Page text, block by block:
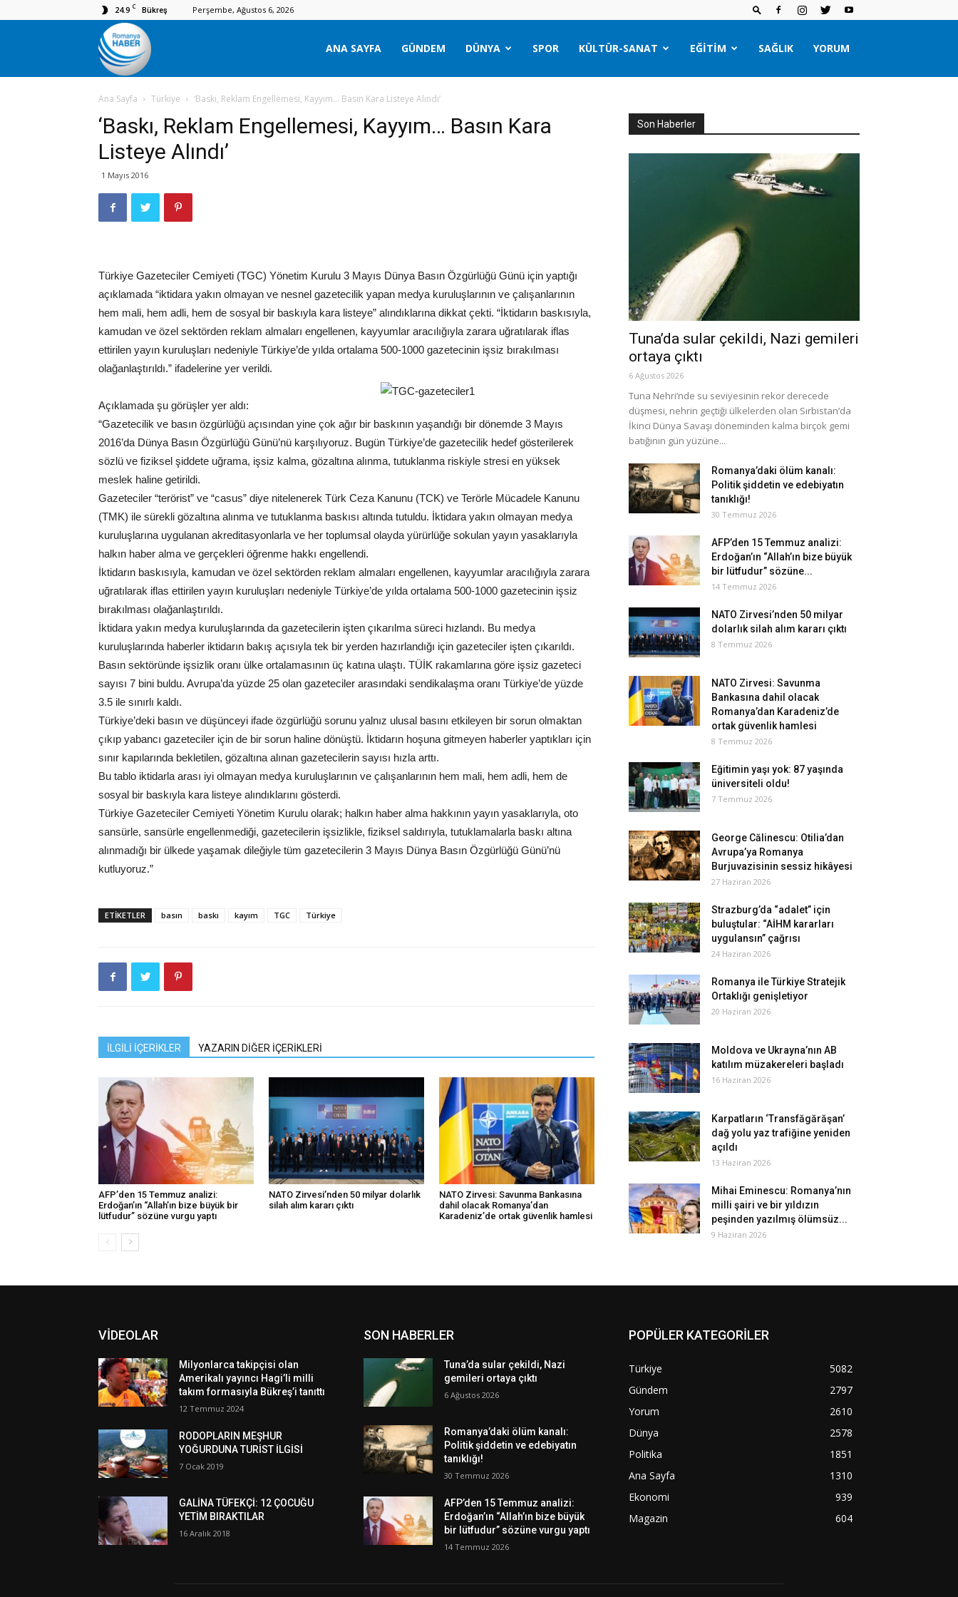
24.9 C Bükreş Perşembe, Ağustos 6, 2026
Romanya
Haber
ANA SAYFA GÜNDEM DÜNYA SPOR KÜLTÜR-SANAT EĞITIM SAĞLIK YORUM
Ana Sayfa Türkiye ‘Baskı, Reklam Engellemesi, Kayyım… Basın Kara Listeye Alındı’
‘Baskı, Reklam Engellemesi, Kayyım… Basın Kara
Listeye Alındı’
1 Mayıs 2016
Türkiye Gazeteciler Cemiyeti (TGC) Yönetim Kurulu 3 Mayıs Dünya Basın Özgürlüğü Günü için yaptığı
açıklamada “iktidara yakın olmayan ve nesnel gazetecilik yapan medya kuruluşlarının ve çalışanlarının
hem mali, hem adli, hem de sosyal bir baskıyla kara listeye” alındıklarına dikkat çekti. “İktidarın baskısıyla,
kamudan ve özel sektörden reklam almaları engellenen, kayyumlar aracılığıyla zarara uğratılarak iflas
ettirilen yayın kuruluşları nedeniyle Türkiye’de yılda ortalama 500-1000 gazetecinin işsiz bırakılması
olağanlaştırıldı.” ifadelerine yer verildi.
Açıklamada şu görüşler yer aldı:
“Gazetecilik ve basın özgürlüğü açısından yine çok ağır bir baskının yaşandığı bir dönemde 3 Mayıs
2016’da Dünya Basın Özgürlüğü Günü’nü karşılıyoruz. Bugün Türkiye’de gazetecilik hedef gösterilerek
sözlü ve fiziksel şiddete uğrama, işsiz kalma, gözaltına alınma, tutuklanma riskiyle stresi en yüksek
meslek haline getirildi.
Gazeteciler “terörist” ve “casus” diye nitelenerek Türk Ceza Kanunu (TCK) ve Terörle Mücadele Kanunu
(TMK) ile sürekli gözaltına alınma ve tutuklanma baskısı altında tutuldu. İktidara yakın olmayan medya
kuruluşlarına uygulanan akreditasyonlarla ve her toplumsal olayda yürürlüğe sokulan yayın yasaklarıyla
halkın haber alma ve gerçekleri öğrenme hakkı engellendi.
İktidarın baskısıyla, kamudan ve özel sektörden reklam almaları engellenen, kayyumlar aracılığıyla zarara
uğratılarak iflas ettirilen yayın kuruluşları nedeniyle Türkiye’de yılda ortalama 500-1000 gazetecinin işsiz
bırakılması olağanlaştırıldı.
İktidara yakın medya kuruluşlarında da gazetecilerin işten çıkarılma süreci hızlandı. Bu medya
kuruluşlarında haberler iktidarın bakış açısıyla tek bir yerden hazırlandığı için gazeteciler işten çıkarıldı.
Basın sektöründe işsizlik oranı ülke ortalamasının üç katına ulaştı. TÜİK rakamlarına göre işsiz gazeteci
sayısı 7 bini buldu. Avrupa’da yüzde 25 olan gazeteciler arasındaki sendikalaşma oranı Türkiye’de yüzde
3.5 ile sınırlı kaldı.
Türkiye’deki basın ve düşünceyi ifade özgürlüğü sorunu yalnız ulusal basını etkileyen bir sorun olmaktan
çıkıp yabancı gazeteciler için de bir sorun haline dönüştü. İktidarın hoşuna gitmeyen haberler yaptıkları için
sınır kapılarında bekletilen, gözaltına alınan gazetecilerin sayısı hızla arttı.
Bu tablo iktidarla arası iyi olmayan medya kuruluşlarının ve çalışanlarının hem mali, hem adli, hem de
sosyal bir baskıyla kara listeye alındıklarını gösterdi.
Türkiye Gazeteciler Cemiyeti Yönetim Kurulu olarak; halkın haber alma hakkının yayın yasaklarıyla, oto
sansürle, sansürle engellenmediği, gazetecilerin işsizlikle, fiziksel saldırıyla, tutuklamalarla baskı altına
alınmadığı bir ülkede yaşamak dileğiyle tüm gazetecilerin 3 Mayıs Dünya Basın Özgürlüğü Günü’nü
kutluyoruz.”
ETIKETLER basın baskı kayım TGC Türkiye
İLGİLİ İÇERİKLER YAZARIN DİĞER İÇERİKLERİ
AFP’den 15 Temmuz analizi:
Erdoğan’ın “Allah’ın bize büyük bir
lütfudur” sözüne vurgu yaptı
NATO Zirvesi’nden 50 milyar dolarlık
silah alım kararı çıktı
NATO Zirvesi: Savunma Bankasına
dahil olacak Romanya’dan
Karadeniz’de ortak güvenlik hamlesi
Son Haberler
Tuna’da sular çekildi, Nazi gemileri
ortaya çıktı
6 Ağustos 2026
Tuna Nehri’nde su seviyesinin rekor derecede
düşmesi, nehrin geçtiği ülkelerden olan Sırbistan’da
İkinci Dünya Savaşı döneminden kalma birçok gemi
batığının gün yüzüne...
Romanya’daki ölüm kanalı:
Politik şiddetin ve edebiyatın
tanıklığı!
30 Temmuz 2026
AFP’den 15 Temmuz analizi:
Erdoğan’ın “Allah’ın bize büyük
bir lütfudur” sözüne...
14 Temmuz 2026
NATO Zirvesi’nden 50 milyar
dolarlık silah alım kararı çıktı
8 Temmuz 2026
NATO Zirvesi: Savunma
Bankasına dahil olacak
Romanya’dan Karadeniz’de
ortak güvenlik hamlesi
8 Temmuz 2026
Eğitimin yaşı yok: 87 yaşında
üniversiteli oldu!
7 Temmuz 2026
George Călinescu: Otilia’dan
Avrupa’ya Romanya
Burjuvazisinin sessiz hikâyesi
27 Haziran 2026
Strazburg’da “adalet” için
buluştular: “AİHM kararları
uygulansın” çağrısı
24 Haziran 2026
Romanya ile Türkiye Stratejik
Ortaklığı genişletiyor
20 Haziran 2026
Moldova ve Ukrayna’nın AB
katılım müzakereleri başladı
16 Haziran 2026
Karpatların ‘Transfăgărăşan’
dağ yolu yaz trafiğine yeniden
açıldı
13 Haziran 2026
Mihai Eminescu: Romanya’nın
milli şairi ve bir yıldızın
peşinden yazılmış ölümsüz...
9 Haziran 2026
VİDEOLAR
Milyonlarca takipçisi olan
Amerikalı yayıncı Hagi’li milli
takım formasıyla Bükreş’i tanıttı
12 Temmuz 2024
RODOPLARIN MEŞHUR
YOĞURDUNA TURİST İLGİSİ
7 Ocak 2019
GALİNA TÜFEKÇİ: 12 ÇOCUĞU
YETİM BIRAKTILAR
16 Aralık 2018
SON HABERLER
Tuna’da sular çekildi, Nazi
gemileri ortaya çıktı
6 Ağustos 2026
Romanya’daki ölüm kanalı:
Politik şiddetin ve edebiyatın
tanıklığı!
30 Temmuz 2026
AFP’den 15 Temmuz analizi:
Erdoğan’ın “Allah’ın bize büyük
bir lütfudur” sözüne vurgu yaptı
14 Temmuz 2026
POPÜLER KATEGORİLER
Türkiye
5082
Gündem
2797
Yorum
2610
Dünya
2578
Politika
1851
Ana Sayfa
1310
Ekonomi
939
Magazin
604